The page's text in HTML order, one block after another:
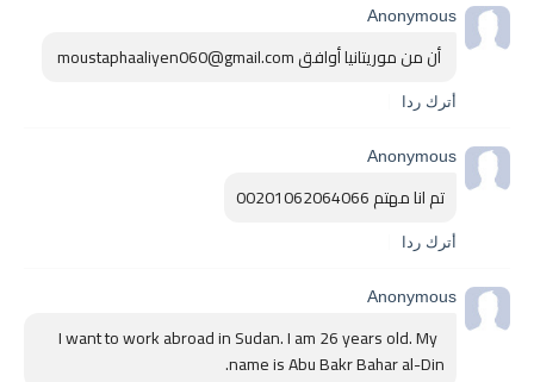
Anonymous
أترك ردا
Anonymous
تم انا مهتم 00201062064066
أترك ردا
Anonymous
I want to work abroad in Sudan. I am 26 years old. My
name is Abu Bakr Bahar al-Din.